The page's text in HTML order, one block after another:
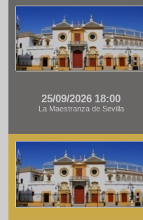
25/09/2026 18:00
La Maestranza de Sevilla